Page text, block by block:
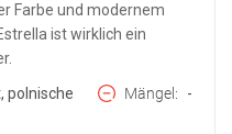
Farbe und modernem
ist wirklich ein
polnische
Mängel -